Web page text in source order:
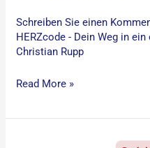
Schreiben Sie einen
HERZcode - Dein Weg in
Christian Rupp
Read More »